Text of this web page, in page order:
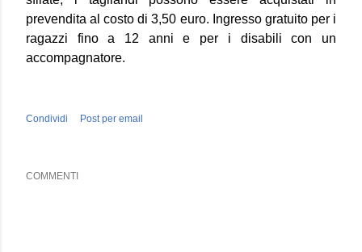
prevendita al costo di 3,50 euro. Ingresso gratuito per i
ragazzi fino a 12 anni e per i disabili con un
accompagnatore.
Condividi Post per email
COMMENTI